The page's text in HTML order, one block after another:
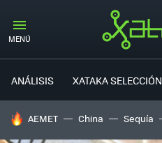
MENÚ
ANÁLISIS XATAKA SELECCIÓN
HOY SE HABLA DE
AEMET China Sequía